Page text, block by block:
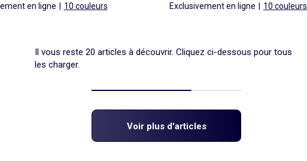
en ligne 10 couleurs Exclusivement en ligne 10 couleurs
Il vous reste 20 articles à découvrir. Cliquez ci-dessous pour tous
les charger.
Voir plus d'articles